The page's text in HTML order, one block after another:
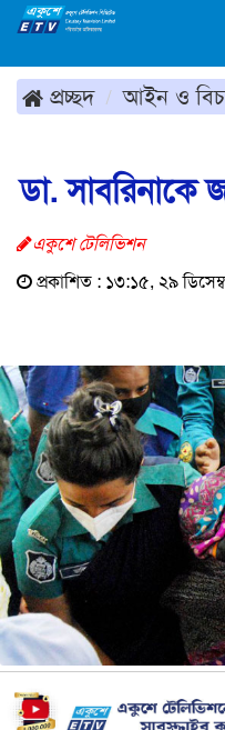
প্রচ্ছদ আইন ও
ডা. সাবরিনাকে
একুশে টেলিভিশন
প্রকাশিত : ১৩:১৫, ২৯